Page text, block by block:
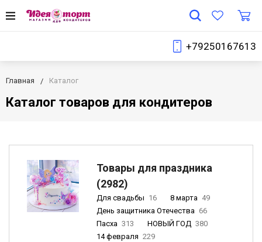
+79250167613
Главная Каталог
Каталог товаров для кондитеров
Товары для праздника
(2982)
Для свадьбы 16 8 марта 49
День защитника Отечества 66
Пасха 313 НОВЫЙ ГОД 380
14 февраля 229